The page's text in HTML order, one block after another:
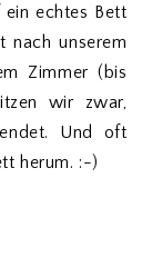
echtes Bett
nach unserem
Zimmer (bis
wir zwar,
Und oft
herum. :-)